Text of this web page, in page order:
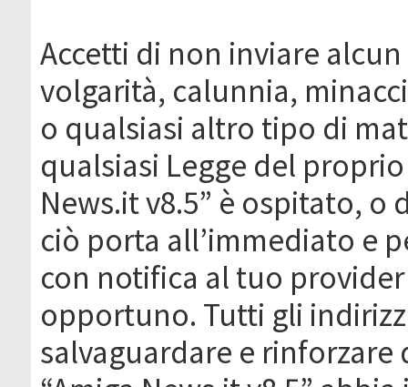
Accetti di non inviare
volgarità, calunnia,
o qualsiasi altro tipo di
qualsiasi Legge del
News.it v8.5” è ospitato, o
ciò porta all’immediato e
con notifica al tuo
opportuno. Tutti gli
salvaguardare e